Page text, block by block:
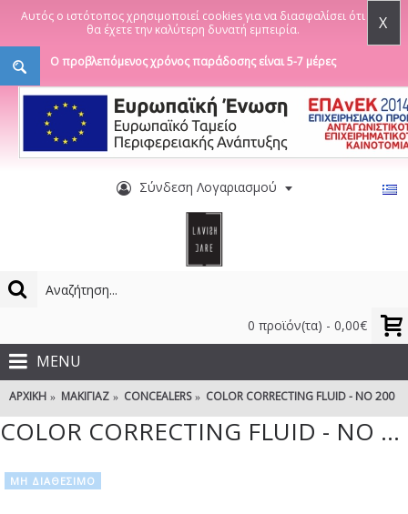
Αυτός ο ιστότοπος χρησιμοποιεί cookies για να διασφαλίσει ότι
θα έχετε την καλύτερη δυνατή εμπειρία.
X
Ο προβλεπόμενος χρόνος παράδοσης είναι 5-7 μέρες
Σύνδεση Λογαριασμού
0 προϊόν(τα) - 0,00€
MENU
ΑΡΧΙΚΉ ΜΑΚΙΓΙΆΖ CONCEALERS COLOR CORRECTING FLUID - NO 200
COLOR CORRECTING FLUID - NO 200 ΣΕ ΠΡΆΣΙΝΗ ΑΠΌΧΡΩΣΗ
ΜΗ ΔΙΑΘΈΣΙΜΟ